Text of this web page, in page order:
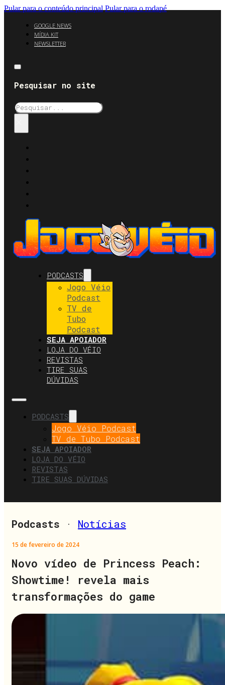
Pular para o conteúdo principal Pular para o rodapé
GOOGLE NEWS
MÍDIA KIT
NEWSLETTER
Pesquisar no site
Pesquisar
PODCASTS
Jogo Véio
Podcast
TV de
Tubo
Podcast
SEJA APOIADOR
LOJA DO VÉIO
REVISTAS
TIRE SUAS
DÚVIDAS
PODCASTS
Jogo Véio Podcast
TV de Tubo Podcast
SEJA APOIADOR
LOJA DO VÉIO
REVISTAS
TIRE SUAS DÚVIDAS
Podcasts · Notícias
15 de fevereiro de 2024
Novo vídeo de Princess Peach:
Showtime! revela mais
transformações do game